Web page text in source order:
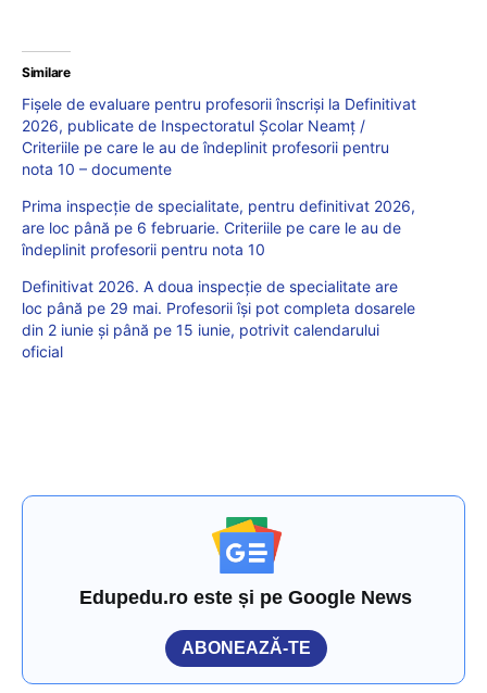
Similare
Fișele de evaluare pentru profesorii înscriși la Definitivat
2026, publicate de Inspectoratul Școlar Neamț /
Criteriile pe care le au de îndeplinit profesorii pentru
nota 10 – documente
Prima inspecție de specialitate, pentru definitivat 2026,
are loc până pe 6 februarie. Criteriile pe care le au de
îndeplinit profesorii pentru nota 10
Definitivat 2026. A doua inspecție de specialitate are
loc până pe 29 mai. Profesorii își pot completa dosarele
din 2 iunie și până pe 15 iunie, potrivit calendarului
oficial
Edupedu.ro este și pe Google News
ABONEAZĂ-TE